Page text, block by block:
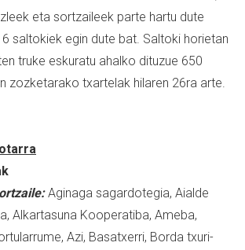
eta sortzaileek parte hartu dute
saltokiek egin dute bat. Saltoki horietan
truke eskuratu ahalko dituzue 650
zozketarako txartelak hilaren 26ra arte.
Aginaga sagardotegia, Aialde
Alkartasuna Kooperatiba, Ameba,
Azi, Basatxerri, Borda txuri-